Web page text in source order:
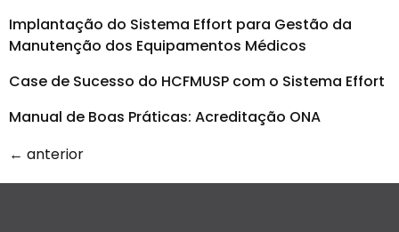
Implantação do Sistema Effort para Gestão da
Manutenção dos Equipamentos Médicos
Case de Sucesso do HCFMUSP com o Sistema Effort
Manual de Boas Práticas: Acreditação ONA
← anterior